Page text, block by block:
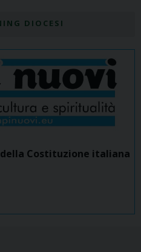
DIOCESI
Costituzione italiana